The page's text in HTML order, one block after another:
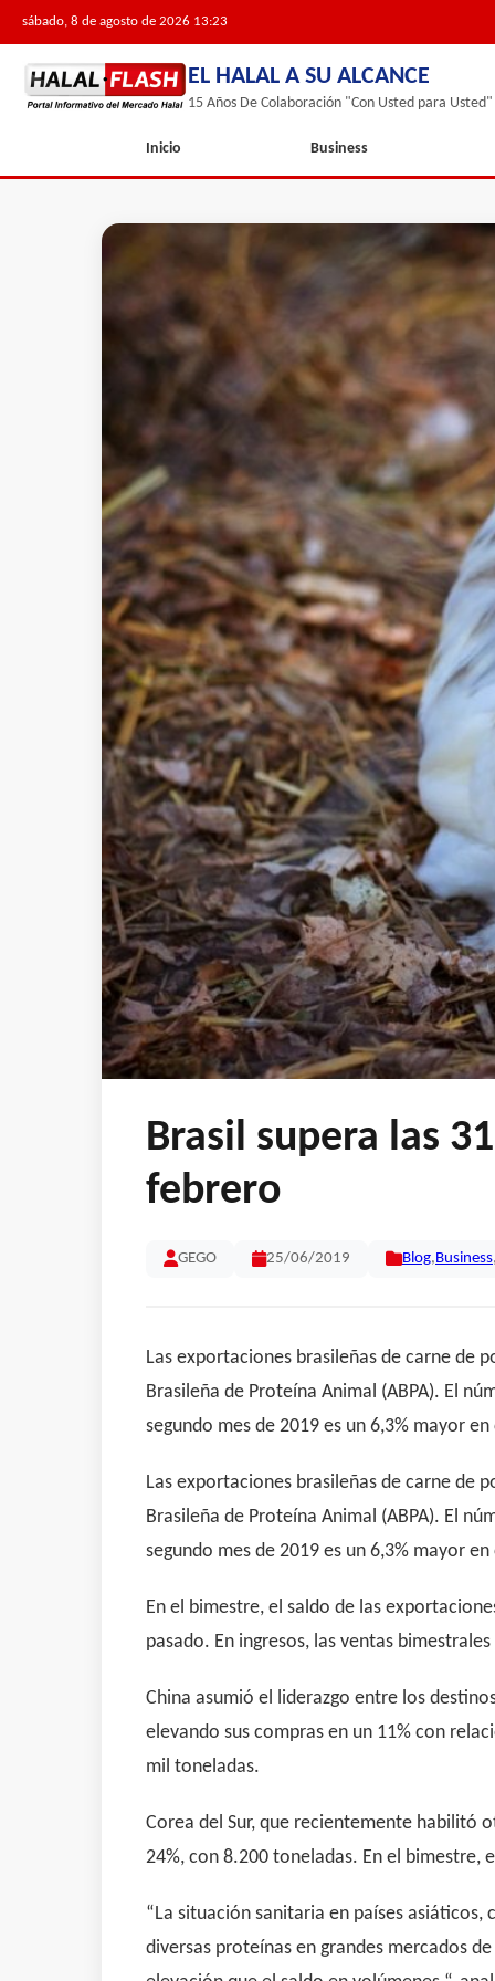
sábado, 8 de agosto de 2026 13:23
EL HALAL A SU ALCANCE
15 Años De Colaboración "Con Usted para Usted"
Inicio Business
Brasil supera las
febrero
GEGO 25/06/2019 Blog,Business,
Las exportaciones brasileñas de carne de
Brasileña de Proteína Animal (ABPA). El
segundo mes de 2019 es un 6,3% mayor
Las exportaciones brasileñas de carne de
Brasileña de Proteína Animal (ABPA). El
segundo mes de 2019 es un 6,3% mayor
En el bimestre, el saldo de las
pasado. En ingresos, las ventas
China asumió el liderazgo entre los
elevando sus compras en un 11% con
mil toneladas.
Corea del Sur, que recientemente habilitó
24%, con 8.200 toneladas. En el bimestre,
“La situación sanitaria en países
diversas proteínas en grandes mercados